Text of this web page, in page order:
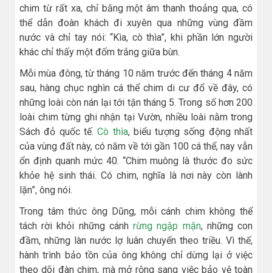
chim từ rất xa, chỉ bằng một âm thanh thoảng qua, có
thể dẫn đoàn khách đi xuyên qua những vùng đầm
nước và chỉ tay nói: “Kìa, cò thìa”, khi phần lớn người
khác chỉ thấy một đốm trắng giữa bùn.
Mỗi mùa đông, từ tháng 10 năm trước đến tháng 4 năm
sau, hàng chục nghìn cá thể chim di cư đổ về đây, có
những loài còn nán lại tới tận tháng 5. Trong số hơn 200
loài chim từng ghi nhận tại Vườn, nhiều loài nằm trong
Sách đỏ quốc tế.Cò thìa, biểu tượng sống động nhất
của vùng đất này, có năm về tới gần 100 cá thể, nay vẫn
ổn định quanh mức 40. “Chim muông là thước đo sức
khỏe hệ sinh thái. Có chim, nghĩa là nơi này còn lành
lặn”, ông nói.
Trong tâm thức ông Dũng, mỗi cánh chim không thể
tách rời khỏi những cánhrừng ngập mặn, những con
đầm, những làn nước lợ luân chuyển theo triều. Vì thế,
hành trình bảo tồn của ông không chỉ dừng lại ở việc
theo dõi đàn chim, mà mở rộng sang việc bảo vệ toàn